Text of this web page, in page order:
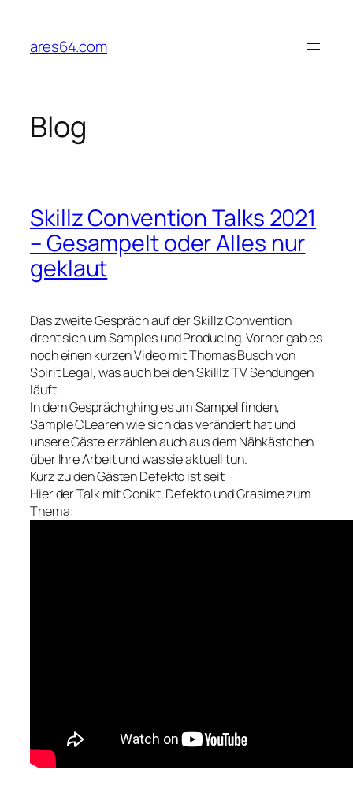
springen
ares64.com
Blog
Skillz Convention Talks 2021
– Gesampelt oder Alles nur
geklaut
Das zweite Gespräch auf der Skillz Convention
dreht sich um Samples und Producing. Vorher gab es
noch einen kurzen Video mit Thomas Busch von
Spirit Legal, was auch bei den Skilllz TV Sendungen
läuft.
In dem Gespräch ghing es um Sampel finden,
Sample CLearen wie sich das verändert hat und
unsere Gäste erzählen auch aus dem Nähkästchen
über Ihre Arbeit und was sie aktuell tun.
Kurz zu den Gästen Defekto ist seit
Hier der Talk mit Conikt, Defekto und Grasime zum
Thema: